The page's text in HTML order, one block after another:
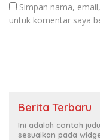
Simpan nama,
untuk komentar saya
Berita Terbaru
Ini adalah contoh
sesuaikan pada